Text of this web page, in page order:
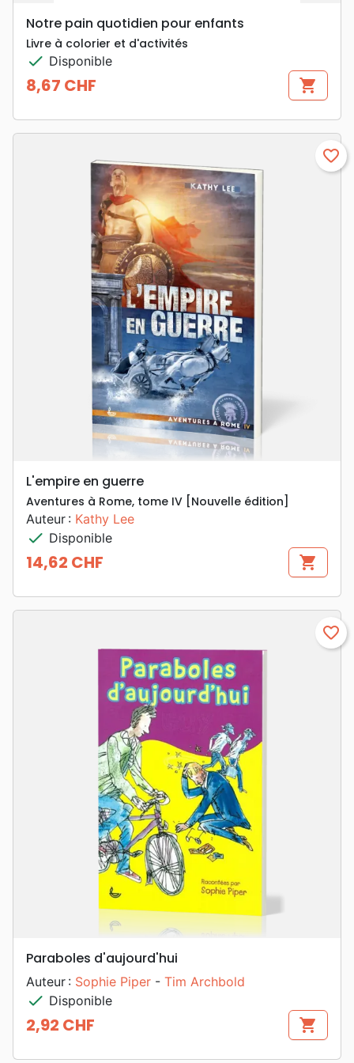
Notre pain quotidien pour enfants
Livre à colorier et d'activités
check Disponible
Prix
8,67 CHF shopping_cart
favorite_border
L'empire en guerre
Aventures à Rome, tome IV [Nouvelle édition]
Auteur : Kathy Lee
check Disponible
Prix
14,62 CHF shopping_cart
favorite_border
Paraboles d'aujourd'hui
Auteur : Sophie Piper - Tim Archbold
check Disponible
Prix
2,92 CHF shopping_cart